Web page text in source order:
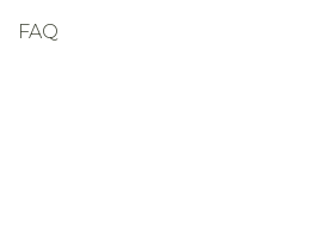
FAQ